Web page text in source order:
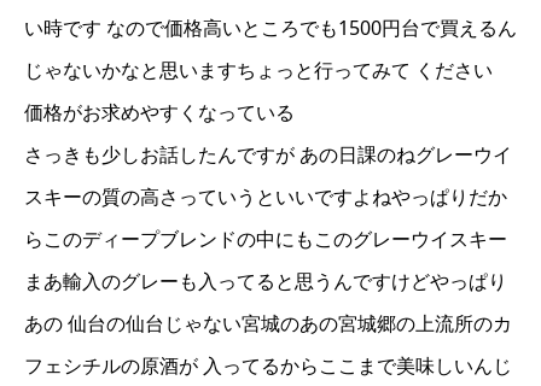
い時です なので価格高いところでも1500円台で買えるん
じゃないかなと思いますちょっと行ってみて ください
価格がお求めやすくなっている
さっきも少しお話したんですが あの日課のねグレーウイ
スキーの質の高さっていうといいですよねやっぱりだか
らこのディープブレンドの中にもこのグレーウイスキー
まあ輸入のグレーも入ってると思うんですけどやっぱり
あの 仙台の仙台じゃない宮城のあの宮城郷の上流所のカ
フェシチルの原酒が 入ってるからここまで美味しいんじ